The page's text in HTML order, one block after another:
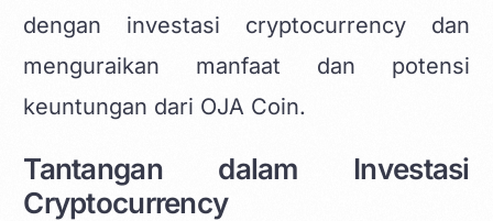
dengan investasi cryptocurrency dan
menguraikan manfaat dan potensi
keuntungan dari OJA Coin.
Tantangan dalam Investasi
Cryptocurrency